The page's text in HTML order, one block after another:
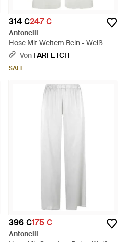
314 €247 €
Antonelli
Hose Mit Weitem Bein - Weiß
Von FARFETCH
SALE
396 €175 €
Antonelli